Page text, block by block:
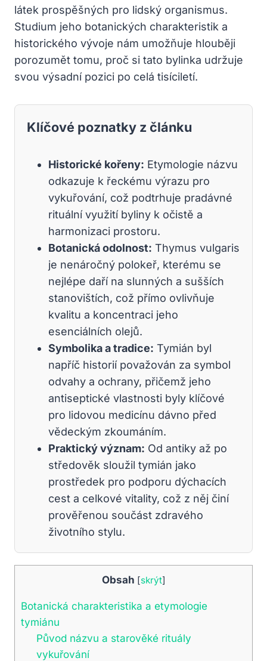
látek prospěšných pro lidský organismus.
Studium jeho botanických charakteristik a
historického vývoje nám umožňuje hlouběji
porozumět tomu, proč si tato bylinka udržuje
svou výsadní pozici po celá tisíciletí.
Klíčové poznatky z článku
Historické kořeny: Etymologie názvu
odkazuje k řeckému výrazu pro
vykuřování, což podtrhuje pradávné
rituální využití byliny k očistě a
harmonizaci prostoru.
Botanická odolnost: Thymus vulgaris
je nenáročný polokeř, kterému se
nejlépe daří na slunných a sušších
stanovištích, což přímo ovlivňuje
kvalitu a koncentraci jeho
esenciálních olejů.
Symbolika a tradice: Tymián byl
napříč historií považován za symbol
odvahy a ochrany, přičemž jeho
antiseptické vlastnosti byly klíčové
pro lidovou medicínu dávno před
vědeckým zkoumáním.
Praktický význam: Od antiky až po
středověk sloužil tymián jako
prostředek pro podporu dýchacích
cest a celkové vitality, což z něj činí
prověřenou součást zdravého
životního stylu.
Obsah [skrýt]
Botanická charakteristika a etymologie
tymiánu
Původ názvu a starověké rituály
vykuřování